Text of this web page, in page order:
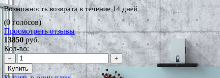
Возможность возврата в течение 14 дней
(0 голосов)
Просмотреть отзывы
13850руб.
Кол-во:
−
+
Купить